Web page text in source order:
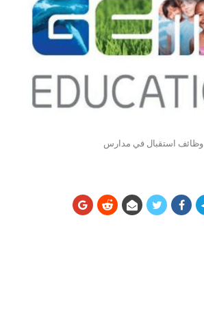
وظائف استقبال في مدارس